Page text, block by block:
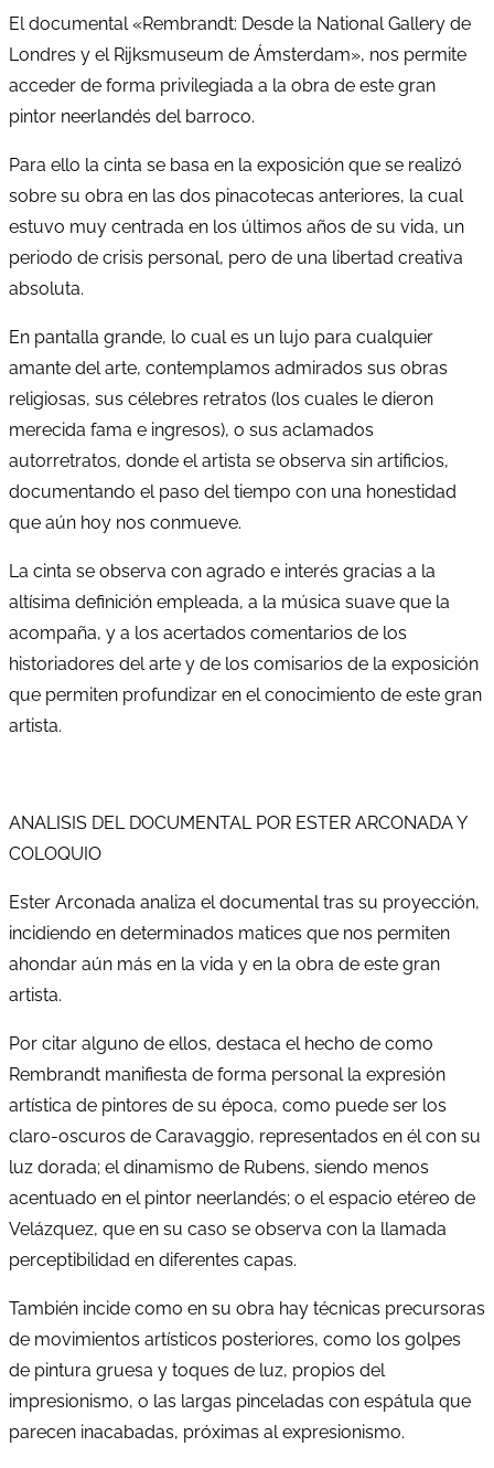
El documental «Rembrandt: Desde la National Gallery de
Londres y el Rijksmuseum de Ámsterdam», nos permite
acceder de forma privilegiada a la obra de este gran
pintor neerlandés del barroco.
Para ello la cinta se basa en la exposición que se realizó
sobre su obra en las dos pinacotecas anteriores, la cual
estuvo muy centrada en los últimos años de su vida, un
periodo de crisis personal, pero de una libertad creativa
absoluta.
En pantalla grande, lo cual es un lujo para cualquier
amante del arte, contemplamos admirados sus obras
religiosas, sus célebres retratos (los cuales le dieron
merecida fama e ingresos), o sus aclamados
autorretratos, donde el artista se observa sin artificios,
documentando el paso del tiempo con una honestidad
que aún hoy nos conmueve.
La cinta se observa con agrado e interés gracias a la
altísima definición empleada, a la música suave que la
acompaña, y a los acertados comentarios de los
historiadores del arte y de los comisarios de la exposición
que permiten profundizar en el conocimiento de este gran
artista.
ANALISIS DEL DOCUMENTAL POR ESTER ARCONADA Y
COLOQUIO
Ester Arconada analiza el documental tras su proyección,
incidiendo en determinados matices que nos permiten
ahondar aún más en la vida y en la obra de este gran
artista.
Por citar alguno de ellos, destaca el hecho de como
Rembrandt manifiesta de forma personal la expresión
artística de pintores de su época, como puede ser los
claro-oscuros de Caravaggio, representados en él con su
luz dorada; el dinamismo de Rubens, siendo menos
acentuado en el pintor neerlandés; o el espacio etéreo de
Velázquez, que en su caso se observa con la llamada
perceptibilidad en diferentes capas.
También incide como en su obra hay técnicas precursoras
de movimientos artísticos posteriores, como los golpes
de pintura gruesa y toques de luz, propios del
impresionismo, o las largas pinceladas con espátula que
parecen inacabadas, próximas al expresionismo.